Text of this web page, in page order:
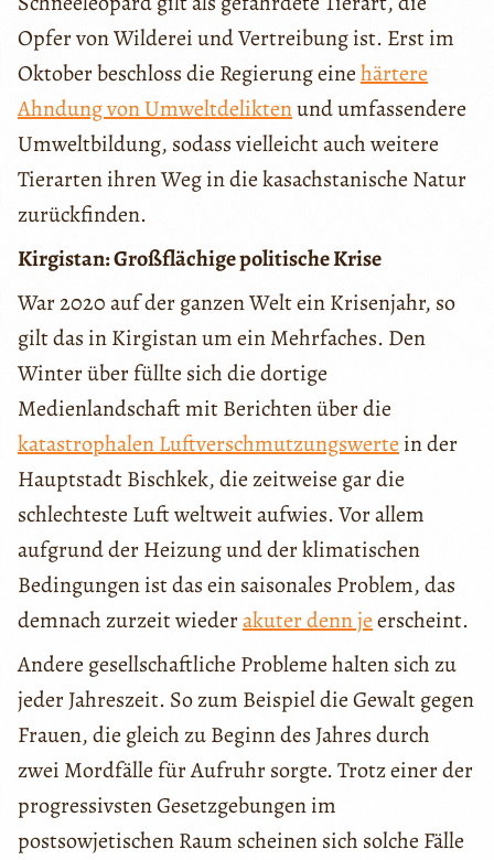
Opfer von Wilderei und Vertreibung ist. Erst im
Oktober beschloss die Regierung einehärtere
Ahndung von Umweltdeliktenund umfassendere
Umweltbildung, sodass vielleicht auch weitere
Tierarten ihren Weg in die kasachstanische Natur
zurückfinden.
Kirgistan: Großflächige politische Krise
War 2020 auf der ganzen Welt ein Krisenjahr, so
gilt das in Kirgistan um ein Mehrfaches. Den
Winter über füllte sich die dortige
Medienlandschaft mit Berichten über die
katastrophalen Luftverschmutzungswerte in der
Hauptstadt Bischkek, die zeitweise gar die
schlechteste Luft weltweit aufwies. Vor allem
aufgrund der Heizung und der klimatischen
Bedingungen ist das ein saisonales Problem, das
demnach zurzeit wiederakuter denn jeerscheint.
Andere gesellschaftliche Probleme halten sich zu
jeder Jahreszeit. So zum Beispiel die Gewalt gegen
Frauen, die gleich zu Beginn des Jahres durch
zwei Mordfälle für Aufruhr sorgte. Trotz einer der
progressivsten Gesetzgebungen im
postsowjetischen Raum scheinen sich solche Fälle